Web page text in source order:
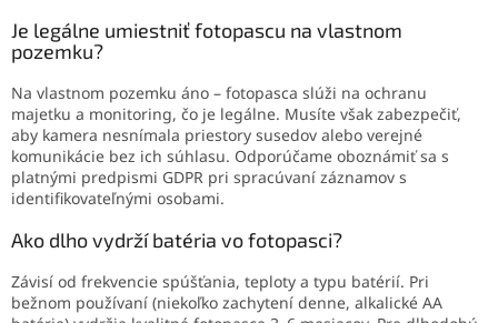
Je legálne umiestniť fotopascu na vlastnom
pozemku?
Na vlastnom pozemku áno – fotopasca slúži na ochranu
majetku a monitoring, čo je legálne. Musíte však zabezpečiť,
aby kamera nesnímala priestory susedov alebo verejné
komunikácie bez ich súhlasu. Odporúčame oboznámiť sa s
platnými predpismi GDPR pri spracúvaní záznamov s
identifikovateľnými osobami.
Ako dlho vydrží batéria vo fotopasci?
Závisí od frekvencie spúšťania, teploty a typu batérií. Pri
bežnom používaní (niekoľko zachytení denne, alkalické AA